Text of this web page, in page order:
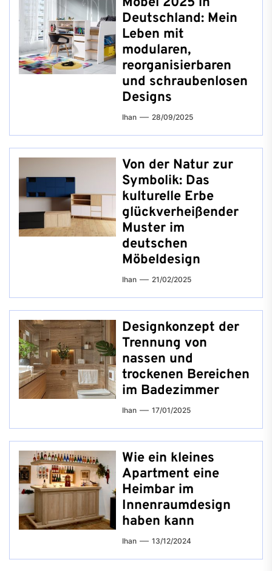
Deutschland: Mein
Leben mit
modularen,
reorganisierbaren
und schraubenlosen
Designs
Ihan 28/09/2025
Von der Natur zur
Symbolik: Das
kulturelle Erbe
glückverheißender
Muster im
deutschen
Möbeldesign
Ihan 21/02/2025
Designkonzept der
Trennung von
nassen und
trockenen Bereichen
im Badezimmer
Ihan 17/01/2025
Wie ein kleines
Apartment eine
Heimbar im
Innenraumdesign
haben kann
Ihan 13/12/2024